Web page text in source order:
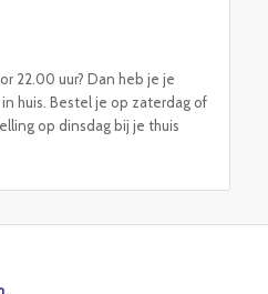
22.00 uur? Dan heb je je
huis. Bestel je op zaterdag of
op dinsdag bij je thuis